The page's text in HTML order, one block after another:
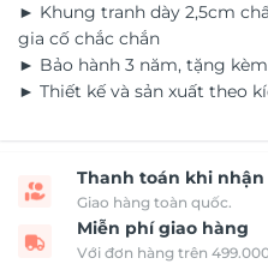
► Khung tranh dày 2,5cm
gia cố chắc chắn
► Bảo hành 3 năm, tặng
► Thiết kế và sản xuất theo
Thanh toán khi nhận
Giao hàng toàn quốc.
Miễn phí giao hàng
Với đơn hàng trên